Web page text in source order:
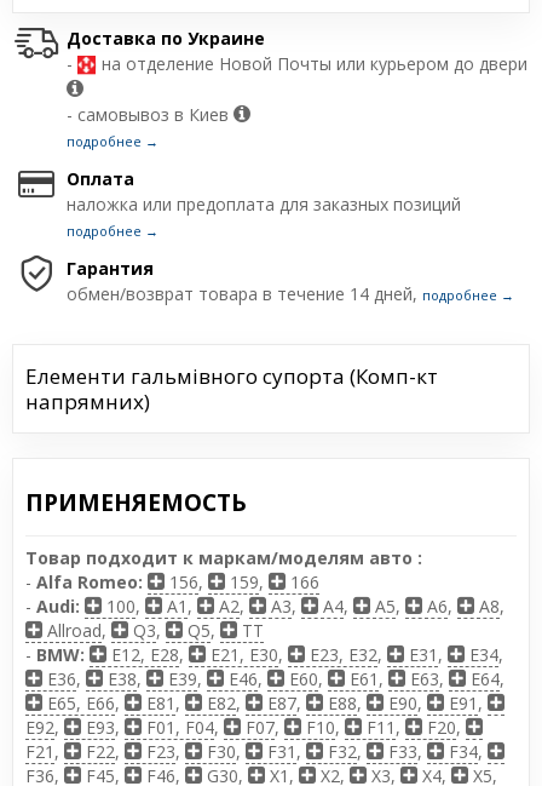
Доставка по Украине
-
на отделение Новой Почты или курьером до двери
- самовывоз в Киев
подробнее →
Оплата
наложка или предоплата для заказных позиций
подробнее →
Гарантия
обмен/возврат товара в течение 14 дней, подробнее →
Елементи гальмівного супорта (Комп-кт
напрямних)
ПРИМЕНЯЕМОСТЬ
Товар подходит к маркам/моделям авто :
- Alfa Romeo: 156, 159,
166
- Audi: 100, A1 , A2, A3, A4, A5, A6, A8,
Allroad, Q3, Q5,
TT
- BMW: E12, E28, E21, E30, E23, E32, E31 , E34,
E36, E38, E39, E46, E60, E61 , E63, E64,
E65, E66, E81 , E82, E87, E88, E90, E91 ,
E92, E93, F01, F04, F07, F10, F11 , F20,
F21 , F22, F23, F30, F31 , F32, F33, F34,
F36, F45, F46, G30, X1 , X2, X3, X4, X5,